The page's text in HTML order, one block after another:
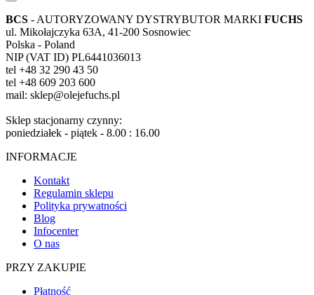
BCS - AUTORYZOWANY DYSTRYBUTOR MARKI FUCHS
ul. Mikołajczyka 63A, 41-200 Sosnowiec
Polska - Poland
NIP (VAT ID) PL6441036013
tel +48 32 290 43 50
tel +48 609 203 600
mail: sklep@olejefuchs.pl
Sklep stacjonarny czynny:
poniedziałek - piątek - 8.00 : 16.00
INFORMACJE
Kontakt
Regulamin sklepu
Polityka prywatności
Blog
Infocenter
O nas
PRZY ZAKUPIE
Płatność